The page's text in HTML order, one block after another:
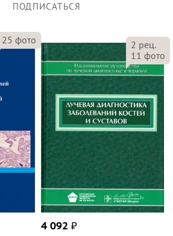
ПОДПИСАТЬСЯ
25 фото 2 рец.
11 фото
4 092 ₽